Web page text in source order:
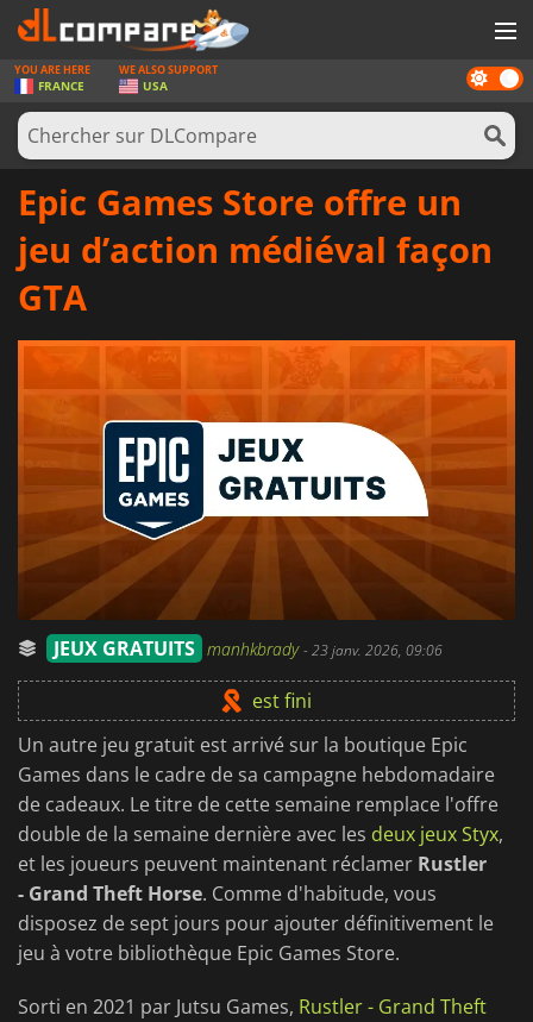
JEUX
CARTES PRÉPAYÉES
LOGICIELS
CONCOURS
MATÉRIEL
SE CONNECTER OU S'INSCRIRE
Dark
mode
YOU ARE HERE
FRANCE
WE ALSO SUPPORT
USA
Epic Games Store offre un
jeu d’action médiéval façon
GTA
JEUX GRATUITS manhkbrady-23 janv. 2026, 09:06
est fini
Un autre jeu gratuit est arrivé sur la boutique Epic
Games dans le cadre de sa campagne hebdomadaire
de cadeaux. Le titre de cette semaine remplace l'offre
double de la semaine dernière avec les deux jeux Styx,
et les joueurs peuvent maintenant réclamer Rustler
- Grand Theft Horse. Comme d'habitude, vous
disposez de sept jours pour ajouter définitivement le
jeu à votre bibliothèque Epic Games Store.
Sorti en 2021 par Jutsu Games, Rustler - Grand Theft